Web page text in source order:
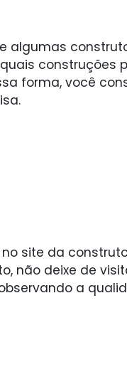
algumas
construções
forma, você
site da
não deixe de
a